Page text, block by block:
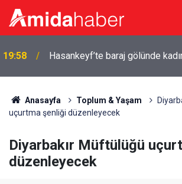
19:58 Hasankeyf’te baraj gölünde
Anasayfa Toplum & Yaşam
uçurtma şenliği düzenleyecek
Diyarbakır Müftülüğü
düzenleyecek